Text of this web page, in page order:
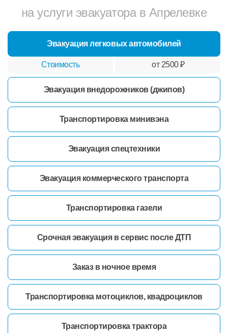
на услуги эвакуатора в Апрелевке
Эвакуация легковых автомобилей
от 2500 ₽
Эвакуация внедорожников (джипов)
Транспортировка минивэна
Эвакуация спецтехники
Эвакуация коммерческого транспорта
Транспортировка газели
Срочная эвакуация в сервис после ДТП
Заказ в ночное время
Транспортировка мотоциклов, квадроциклов
Транспортировка трактора